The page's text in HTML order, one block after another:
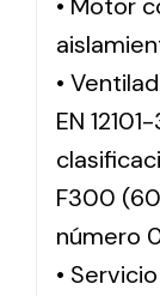
• Motor
•
EN
F300
número
•